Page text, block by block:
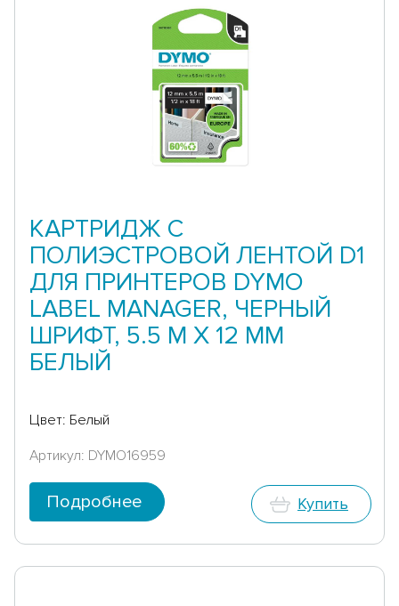
КАРТРИДЖ C
ПОЛИЭСТРОВОЙ ЛЕНТОЙ D1
ДЛЯ ПРИНТЕРОВ DYMO
LABEL MANAGER, ЧЕРНЫЙ
ШРИФТ, 5.5 М X 12 ММ
БЕЛЫЙ
Цвет: Белый
Артикул: DYMO16959
Подробнее Купить